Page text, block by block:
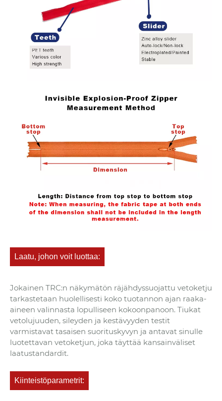
Laatu, johon voit luottaa:
Jokainen TRC:n näkymätön räjähdyssuojattu vetoketju
tarkastetaan huolellisesti koko tuotannon ajan raaka-
aineen valinnasta lopulliseen kokoonpanoon. Tiukat
vetolujuuden, sileyden ja kestävyyden testit
varmistavat tasaisen suorituskyvyn ja antavat sinulle
luotettavan vetoketjun, joka täyttää kansainväliset
laatustandardit.
Kiinteistöparametrit: